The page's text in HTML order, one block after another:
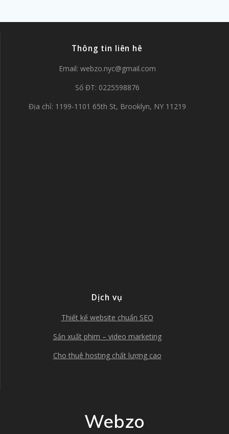
Thông tin liên hê
Email: webzo.nyc@gmail.com
Số ĐT: 0225598876
Địa chỉ: 1199-1101 65th St, Brooklyn, NY 11219
Dịch vụ
Thiết kế website chuẩn SEO
Sản xuất phim – video marketing
Cho thuê hosting chất lượng cao
Webzo